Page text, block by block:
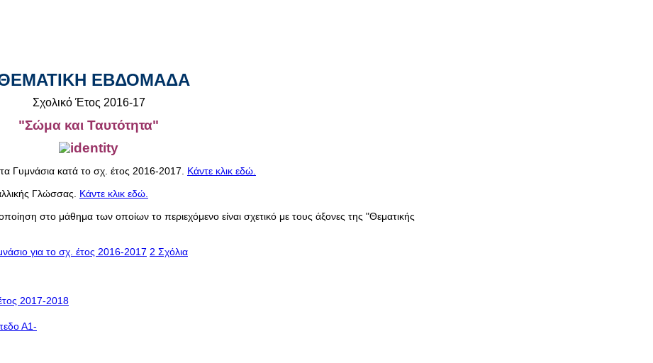
ΕΒΔΟΜΑΔΑ
Σχολικό Έτος 2016-17
"Σώμα και Ταυτότητα"
Γυμνάσια κατά το σχ. έτος 2016-2017. Κάντε κλικ εδώ.
Γλώσσας. Κάντε κλικ εδώ.
στο μάθημα των οποίων το περιεχόμενο είναι σχετικό με τους άξονες της "Θεματικής
για το σχ. έτος 2016-2017 2 Σχόλια
2017-2018
Α1-